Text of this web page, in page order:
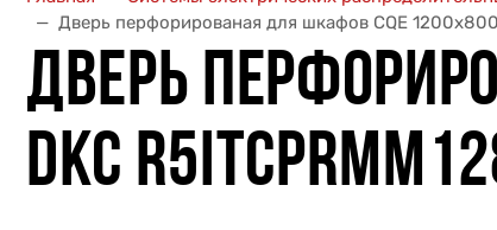
Дверь перфорированая для шкафов CQE
ДВЕРЬ
DKC